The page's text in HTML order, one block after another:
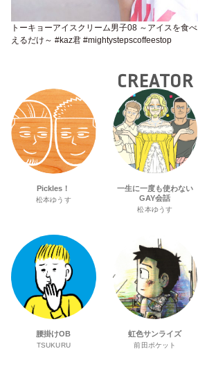
トーキョーアイスクリーム男子08 ～アイスを食
えるだけ～ #kaz君 #mightystepscoffeestop
CREATOR
Pickles！
松本ゆうす
一生に一度も使わない
GAY会話
松本ゆうす
腰掛けOB
TSUKURU
虹色サンライズ
前田ポケット